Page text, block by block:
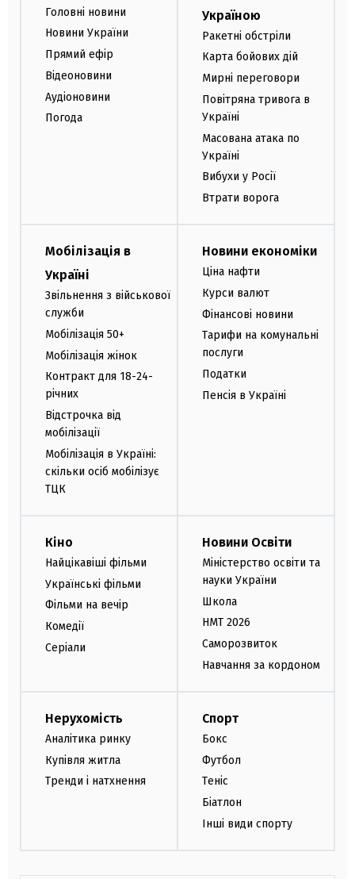
Головні новини
Новини України
Прямий ефір
Відеоновини
Аудіоновини
Погода
Україною
Ракетні обстріли
Карта бойових дій
Мирні переговори
Повітряна тривога в
Україні
Масована атака по
Україні
Вибухи у Росії
Втрати ворога
Мобілізація в
Україні
Звільнення з військової
служби
Мобілізація 50+
Мобілізація жінок
Контракт для 18-24-
річних
Відстрочка від
мобілізації
Мобілізація в Україні:
скільки осіб мобілізує
ТЦК
Новини економіки
Ціна нафти
Курси валют
Фінансові новини
Тарифи на комунальні
послуги
Податки
Пенсія в Україні
Кіно
Найцікавіші фільми
Українські фільми
Фільми на вечір
Комедії
Серіали
Новини Освіти
Міністерство освіти та
науки України
Школа
НМТ 2026
Саморозвиток
Навчання за кордоном
Нерухомість
Аналітика ринку
Купівля житла
Тренди і натхнення
Спорт
Бокс
Футбол
Теніс
Біатлон
Інші види спорту